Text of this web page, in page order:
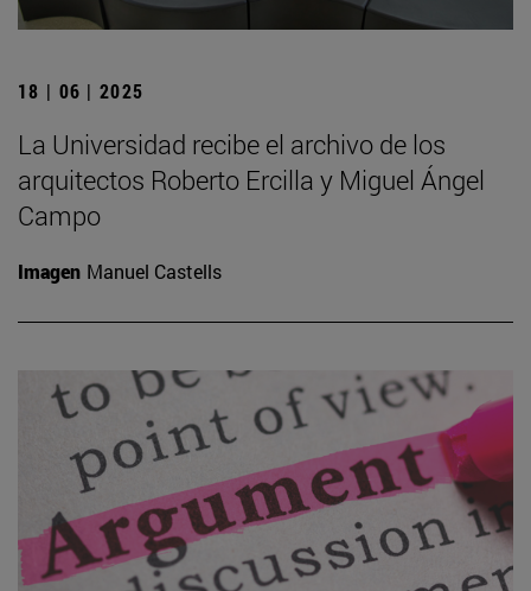
18 | 06 | 2025
La Universidad recibe el archivo de los
arquitectos Roberto Ercilla y Miguel Ángel
Campo
Imagen Manuel Castells